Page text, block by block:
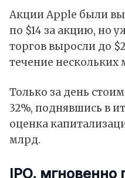
Акции Apple были
по $14 за акцию, но
торгов выросли до
течение нескольких
Только за день
32%, поднявшись в
оценка
млрд.
IPO,